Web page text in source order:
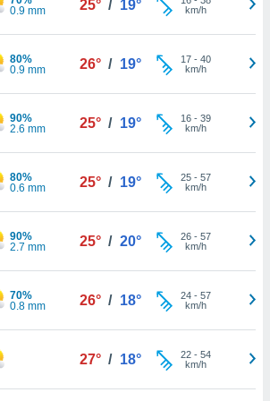
0.9 mm
25° / 19°
km/h
80%
0.9 mm
26° / 19° 17- 40
km/h
90%
2.6 mm
25° / 19° 16- 39
km/h
80%
0.6 mm
25° / 19° 25- 57
km/h
90%
2.7 mm
25° / 20° 26- 57
km/h
70%
0.8 mm
26° / 18° 24- 57
km/h
27° / 18° 22- 54
km/h